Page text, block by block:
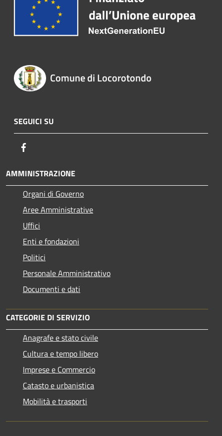
Comune di Locorotondo
SEGUICI SU
AMMINISTRAZIONE
Organi di Governo
Aree Amministrative
Uffici
Enti e fondazioni
Politici
Personale Amministrativo
Documenti e dati
CATEGORIE DI SERVIZIO
Anagrafe e stato civile
Cultura e tempo libero
Imprese e Commercio
Catasto e urbanistica
Mobilità e trasporti